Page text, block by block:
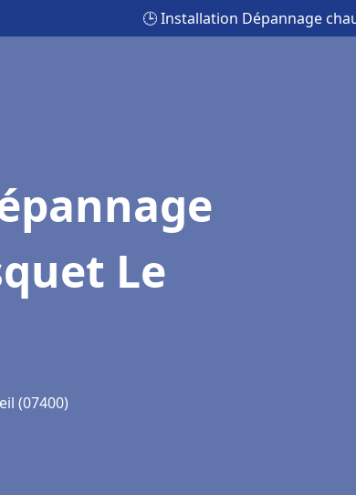
🕒 Installation Dépannage
Le
(07400)